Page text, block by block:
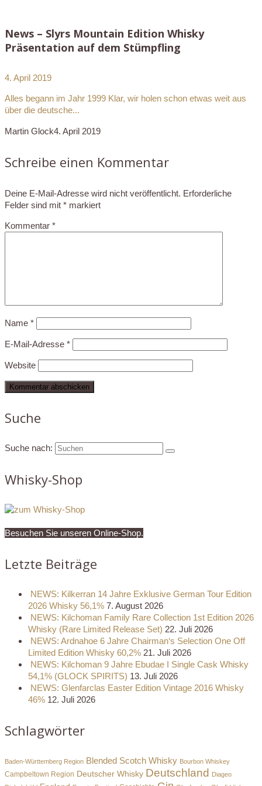
News – Slyrs Mountain Edition Whisky
Präsentation auf dem Stümpfling
4. April 2019
Alles begann im Jahr 1999 Klar, wir holen schon etwas weit aus
über die deutsche...
Martin Glock4. April 2019
Schreibe einen Kommentar
Deine E-Mail-Adresse wird nicht veröffentlicht. Erforderliche
Felder sind mit * markiert
Kommentar *
Name *
E-Mail-Adresse *
Website
Suche
Suche nach:
Whisky-Shop
Besuchen Sie unseren Online-Shop.
Letzte Beiträge
NEWS: Kilkerran 14 Jahre Exklusive German Tour Edition
2026 Whisky 56,1% 7. August 2026
NEWS: Kilchoman Family Rare Collection 1st Edition 2026
Whisky (Rare Limited Release Set) 22. Juli 2026
NEWS: Ardnahoe 6 Jahre Chairman‘s Selection One Off
Limited Edition Whisky 60,2% 21. Juli 2026
NEWS: Kilchoman 9 Jahre Ebudae I Single Cask Whisky
54,1% (GLOCK SPIRITS) 13. Juli 2026
NEWS: Glenfarclas Easter Edition Vintage 2016 Whisky
46% 12. Juli 2026
Schlagwörter
Baden-Württemberg Region Blended Scotch Whisky Bourbon Whiskey
Campbeltown Region Deutscher Whisky Deutschland Diageo